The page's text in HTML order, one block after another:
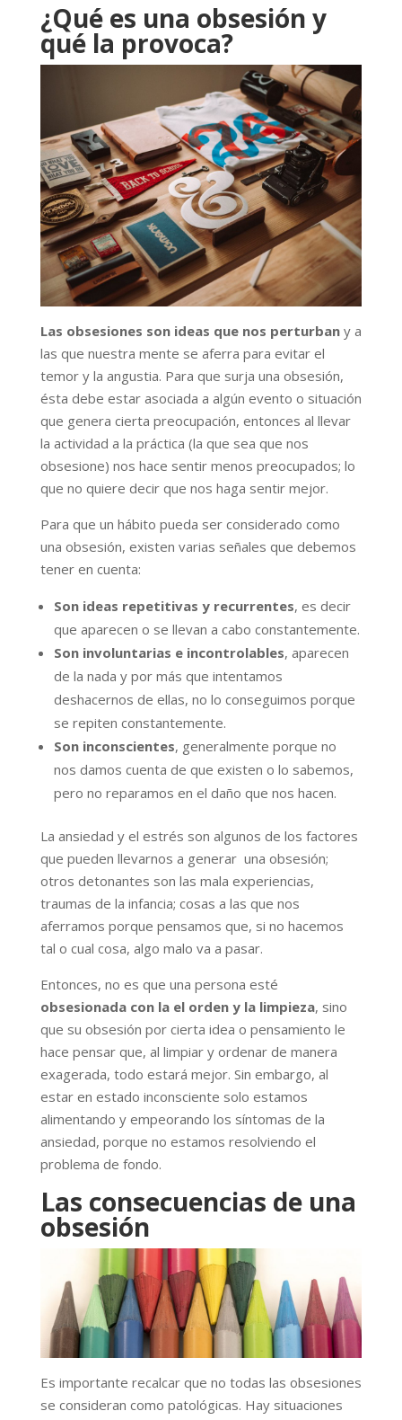
¿Qué es una obsesión y
qué la provoca?
Las obsesiones son ideas que nos perturbany a
las que nuestra mente se aferra para evitar el
temor y la angustia. Para que surja una obsesión,
ésta debe estar asociada a algún evento o situación
que genera cierta preocupación, entonces al llevar
la actividad a la práctica (la que sea que nos
obsesione) nos hace sentir menos preocupados; lo
que no quiere decir que nos haga sentir mejor.
Para que un hábito pueda ser considerado como
una obsesión, existen varias señales que debemos
tener en cuenta:
Son ideas repetitivas y recurrentes, es decir
que aparecen o se llevan a cabo constantemente.
Son involuntarias e incontrolables, aparecen
de la nada y por más que intentamos
deshacernos de ellas, no lo conseguimos porque
se repiten constantemente.
Son inconscientes, generalmente porque no
nos damos cuenta de que existen o lo sabemos,
pero no reparamos en el daño que nos hacen.
La ansiedad y el estrés son algunos de los factores
que pueden llevarnos a generar una obsesión;
otros detonantes son las mala experiencias,
traumas de la infancia; cosas a las que nos
aferramos porque pensamos que, si no hacemos
tal o cual cosa, algo malo va a pasar.
Entonces, no es que una persona esté
obsesionada con la el orden y la limpieza, sino
que su obsesión por cierta idea o pensamiento le
hace pensar que, al limpiar y ordenar de manera
exagerada, todo estará mejor. Sin embargo, al
estar en estado inconsciente solo estamos
alimentando y empeorando los síntomas de la
ansiedad, porque no estamos resolviendo el
problema de fondo.
Las consecuencias de una
obsesión
Es importante recalcar que no todas las obsesiones
se consideran como patológicas. Hay situaciones